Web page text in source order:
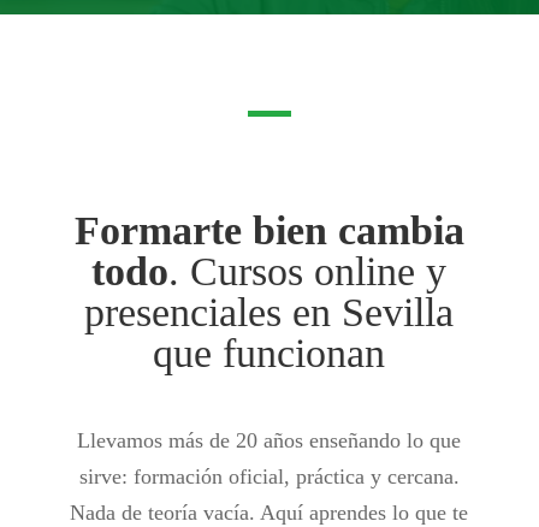
Formarte bien cambia
todo. Cursos online y
presenciales en Sevilla
que funcionan
Llevamos más de 20 años enseñando lo que
sirve: formación oficial, práctica y cercana.
Nada de teoría vacía. Aquí aprendes lo que te